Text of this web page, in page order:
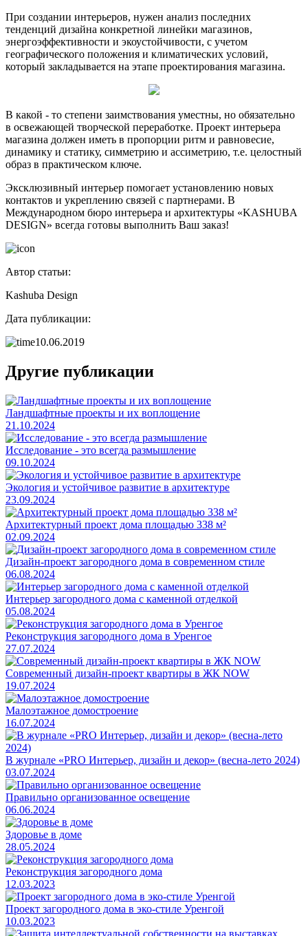
При создании интерьеров, нужен анализ последних
тенденций дизайна конкретной линейки магазинов,
энергоэффективности и экоустойчивости, с учетом
географического положения и климатических условий,
который закладывается на этапе проектирования магазина.
В какой - то степени заимствования уместны, но обязательно
в освежающей творческой переработке. Проект интерьера
магазина должен иметь в пропорции ритм и равновесие,
динамику и статику, симметрию и ассиметрию, т.е. целостный
образ в практическом ключе.
Эксклюзивный интерьер помогает установлению новых
контактов и укреплению связей с партнерами. В
Международном бюро интерьера и архитектуры «KASHUBA
DESIGN» всегда готовы выполнить Ваш заказ!
Автор статьи:
Kashuba Design
Дата публикации:
10.06.2019
Другие публикации
Ландшафтные проекты и их воплощение
21.10.2024
Исследование - это всегда размышление
09.10.2024
Экология и устойчивое развитие в архитектуре
23.09.2024
Архитектурный проект дома площадью 338 м²
02.09.2024
Дизайн-проект загородного дома в современном стиле
06.08.2024
Интерьер загородного дома с каменной отделкой
05.08.2024
Реконструкция загородного дома в Уренгое
27.07.2024
Современный дизайн-проект квартиры в ЖК NOW
19.07.2024
Малоэтажное домостроение
16.07.2024
В журнале «PRO Интерьер, дизайн и декор» (весна-лето 2024)
03.07.2024
Правильно организованное освещение
06.06.2024
Здоровье в доме
28.05.2024
Реконструкция загородного дома
12.03.2023
Проект загородного дома в эко-стиле Уренгой
10.03.2023